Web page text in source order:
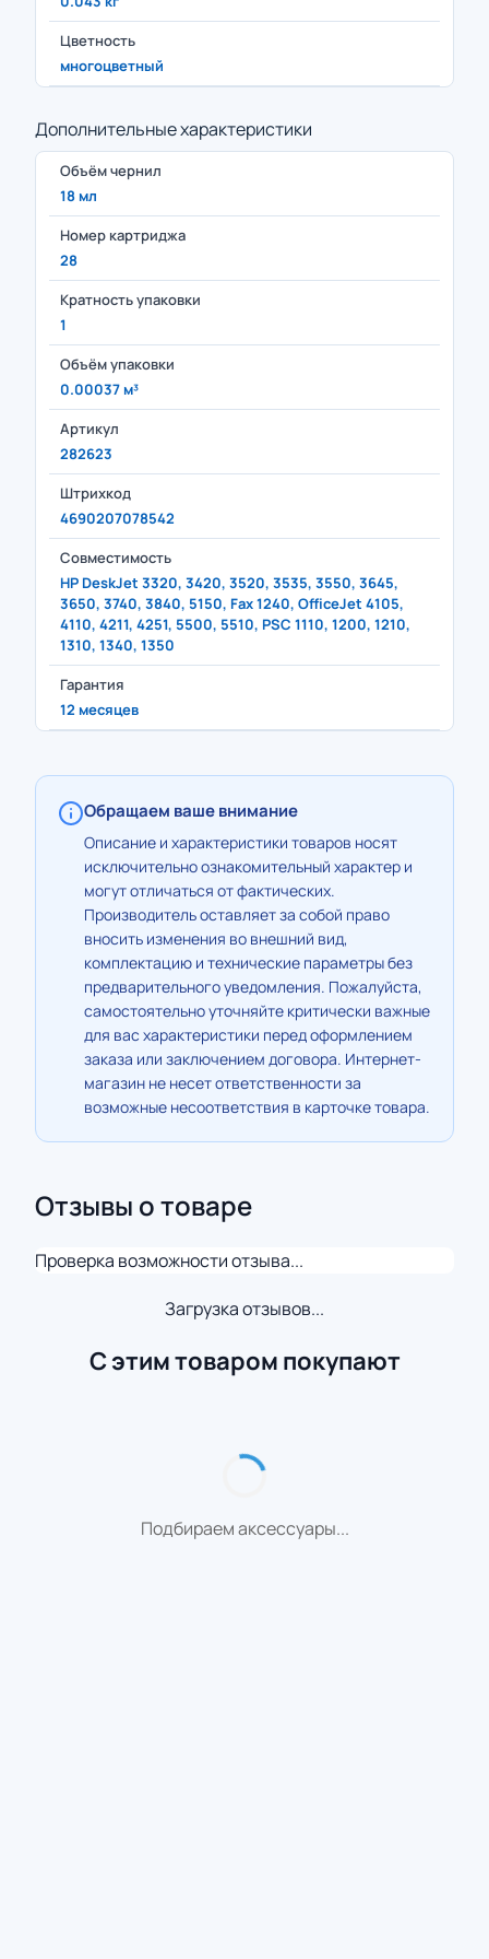
Цветность
многоцветный
Дополнительные характеристики
Объём чернил
18 мл
Номер картриджа
28
Кратность упаковки
1
Объём упаковки
0.00037 м³
Артикул
282623
Штрихкод
4690207078542
Совместимость
HP DeskJet 3320, 3420, 3520, 3535, 3550, 3645,
3650, 3740, 3840, 5150, Fax 1240, OfficeJet 4105,
4110, 4211, 4251, 5500, 5510, PSC 1110, 1200, 1210,
1310, 1340, 1350
Гарантия
12 месяцев
Обращаем ваше внимание
Описание и характеристики товаров носят
исключительно ознакомительный характер и
могут отличаться от фактических.
Производитель оставляет за собой право
вносить изменения во внешний вид,
комплектацию и технические параметры без
предварительного уведомления. Пожалуйста,
самостоятельно уточняйте критически важные
для вас характеристики перед оформлением
заказа или заключением договора. Интернет-
магазин не несет ответственности за
возможные несоответствия в карточке товара.
Отзывы о товаре
Проверка возможности отзыва...
Загрузка отзывов...
С этим товаром покупают
Подбираем аксессуары...